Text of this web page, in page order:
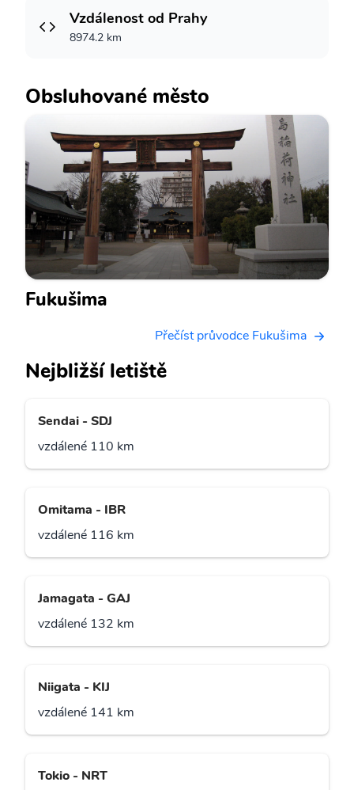
Vzdálenost od Prahy
8974.2 km
Obsluhované město
Fukušima
Přečíst průvodce Fukušima
Nejbližší letiště
Sendai - SDJ
vzdálené 110 km
Omitama - IBR
vzdálené 116 km
Jamagata - GAJ
vzdálené 132 km
Niigata - KIJ
vzdálené 141 km
Tokio - NRT